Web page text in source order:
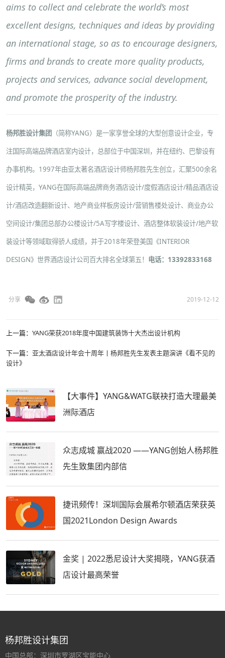
aims to collect and celebrate the world’s most
excellent designs, techniques and ideas by providing
an international stage, so as to encourage designers,
firms and brands to create more quality products,
projects and services, advance social development,
and promote the prosperity of the industry.
杨邦胜设计集团 （简称YANG）是一家享誉全球的大型创意设计企业，专
注国际高端品牌酒店室内设计，总部位于中国深圳，并在纽约、巴黎设有
办事机构。1997年由亚太著名酒店设计师杨邦胜先生创立，汇聚500余名
设计精英，YANG在国际高端品牌商务酒店设计/度假酒店设计/精品酒店设
计/酒店改造翻新设计、 地产商业样板房设计/营销售楼处设计、 商业办公
空间设计/集团总部办公楼设计/5A写字楼设计、 酒店整体软装设计/地产软
装设计等领域取得骄人成绩，并于2018年荣登美国《INTERIOR
DESIGN》世界酒店设计公司百大排名全球第五！ 电话：13392833168
分享 2019-12-12
上一篇： YANG荣获2018年度中国建筑装饰十大杰出设计机构
下一篇： 亚太酒店设计年会十周年丨杨邦胜先生发表主题演讲《看不见的
设计》
【大事件】YANG&WATG联袂打造大理最美
洲际酒店
众志成城 赢战2020 ——YANG创始人杨邦胜
先生致集团内部信
捷讯频传！深圳国际会展希尔顿酒店荣获英
国2021London Design Awards
金奖 | 2022悉尼设计大奖揭晓，YANG获酒
店设计最高荣誉
杨邦胜设计集团
中国总部：深圳市罗湖区宝能中心